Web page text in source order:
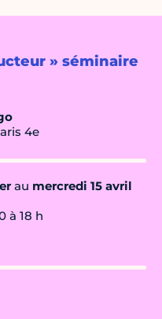
» séminaire
4e
au mercredi 15 avril
à 18 h